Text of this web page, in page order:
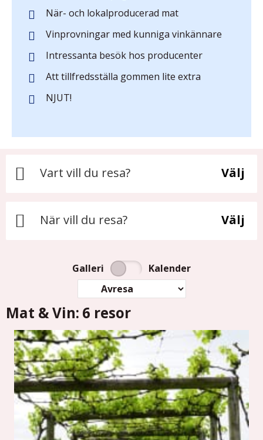
När- och lokalproducerad mat
Vinprovningar med kunniga vinkännare
Intressanta besök hos producenter
Att tillfredsställa gommen lite extra
NJUT!
Vart vill du resa? Välj
När vill du resa? Välj
Galleri Kalender
Mat & Vin: 6 resor